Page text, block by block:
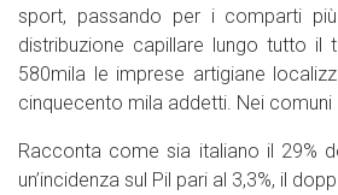
sport, passando per i comparti
distribuzione capillare lungo tutto
580mila le imprese artigiane
cinquecento mila addetti. Nei
Racconta come sia italiano il 29%
un’incidenza sul Pil pari al 3,3%, il